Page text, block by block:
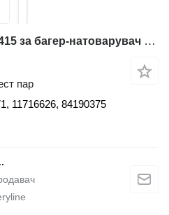
Конусен запчест пар 63415 за багер-натоварувач Volvo BL60, BL60B, BL61, BL61B, BL61PLUS, BL70, BL70B, BL71, BL71B, BL71PLUS
пар
11716626, 84190375